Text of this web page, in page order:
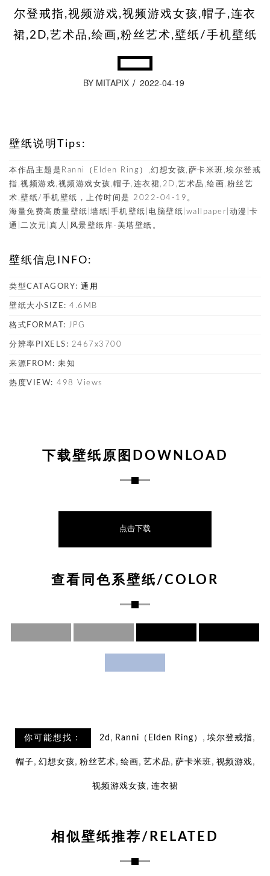
尔登戒指,视频游戏,视频游戏女孩,帽子,连衣
裙,2D,艺术品,绘画,粉丝艺术,壁纸/手机壁纸
BY MITAPIX 2022-04-19
壁纸说明Tips:
本作品主题是Ranni（Elden Ring）,幻想女孩,萨卡米班,埃尔登戒
指,视频游戏,视频游戏女孩,帽子,连衣裙,2D,艺术品,绘画,粉丝艺
术,壁纸/手机壁纸，上传时间是 2022-04-19。
海量免费高质量壁纸|墙纸|手机壁纸|电脑壁纸|wallpaper|动漫|卡
通|二次元|真人|风景壁纸库-美塔壁纸。
壁纸信息INFO:
类型CATAGORY: 通用
壁纸大小SIZE: 4.6MB
格式FORMAT: JPG
分辨率PIXELS: 2467x3700
来源FROM: 未知
热度VIEW: 498 Views
下载壁纸原图DOWNLOAD
点击下载
查看同色系壁纸/COLOR
你可能想找： 2d , Ranni（Elden Ring） , 埃尔登戒指,
帽子, 幻想女孩, 粉丝艺术, 绘画 , 艺术品 , 萨卡米班, 视频游戏,
视频游戏女孩, 连衣裙
相似壁纸推荐/RELATED